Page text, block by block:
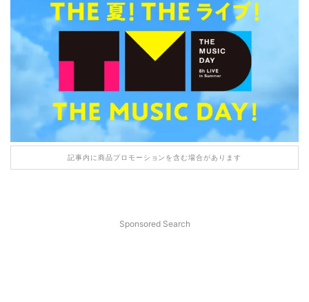
記事内に商品プロモーションを含む場合があります
Sponsored Search